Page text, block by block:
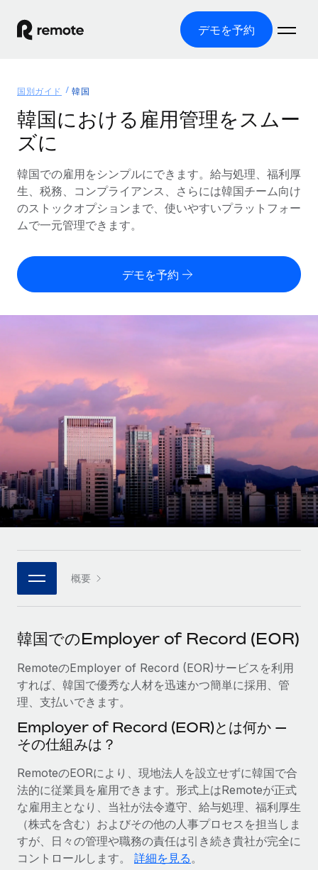
デモを予約
グローバル雇用
グローバル給与処理
コンプライアンス対応の給与処理を手軽に
Employer of Record（EOR）
グローバル展開をコストをかけずに実現
Contractor of Record
世界中の契約社員と法令を遵守して契約
複雑な雇用関連業務を外部委託
インフラ
Remote統合
人事機能をワークフローにシームレスに統合する
プラットフォーム
チームのための人事の基本機能を内蔵
接続 新しい
当社のMCPを使用して、あらゆるAIツールをRemoteに接続
統合
基本的なビジネスツールを活用して業務プロセスを効率化す
専門家に相談
グローバル人事・コンプライアンスの専門サポート
バックグラウンドチェック
候補者の選考プロセスをシンプルに
Compliance Watchtower
コンプライアンスリスクを先回りして対応
デバイス管理
ITデバイスを世界規模で提供・管理
ソリューション
各国の制度に対応
国別ガイド
/国別のグローバル雇用支援を検索する
Remoteを他社と比較
スタートアップ
成長中の企業向けのアジャイルなグローバルHR・給与処理ソ
リューション
ミッドマーケット
カスタマイズされた人事ソリューションでチームを拡大する
企業
大企業向けのグローバルHR
パートナーに登録
戦略的テクノロジーパートナー
グローバルな人事機能を柔軟に自社プラットフォームへ統合
当社とのパートナーシップの可能性を検討する
Remote Build
近日リリース予定
統合とAI自動化に関するコンサルティング
活用事例
リソース
ツールと計算ツール
従業員コスト計算ツール
REMOTEで学習
リサーチおよびガイド
活用事例
HR用語集
チェックリストおよびテンプレート
職務内容ライブラリ
ウェビナー
イベント
ニュースルーム
給与・人材情報
情報センター
サポートを依頼する
すべてのリソースを表示する
ブログ
グローバル給与処理
EORおよびPEO
価格
English
Français
Deutsch
Italiano
Português (Portugal)
日本語
한국어
国別ガイド 韓国
韓国における雇用管理をスムー
ズに
韓国での雇用をシンプルにできます。給与処理、福利厚
生、税務、コンプライアンス、さらには韓国チーム向け
のストックオプションまで、使いやすいプラットフォー
ムで一元管理できます。
デモを予約
概要
韓国でのEmployer of Record (EOR)
RemoteのEmployer of Record (EOR)サービスを利用
すれば、韓国で優秀な人材を迅速かつ簡単に採用、管
理、支払いできます。
Employer of Record (EOR)とは何か —
その仕組みは？
RemoteのEORにより、現地法人を設立せずに韓国で合
法的に従業員を雇用できます。形式上はRemoteが正式
な雇用主となり、当社が法令遵守、給与処理、福利厚生
（株式を含む）およびその他の人事プロセスを担当しま
すが、日々の管理や職務の責任は引き続き貴社が完全に
コントロールします。 詳細を見る 。